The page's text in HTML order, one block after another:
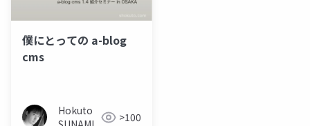
僕にとっての a-blog
cms
Hokuto
>100